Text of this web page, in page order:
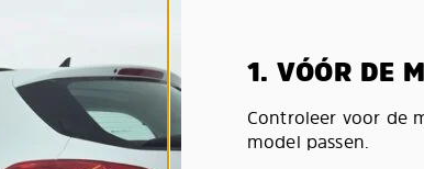
1. VÓÓR DE
Controleer voor de
model passen.